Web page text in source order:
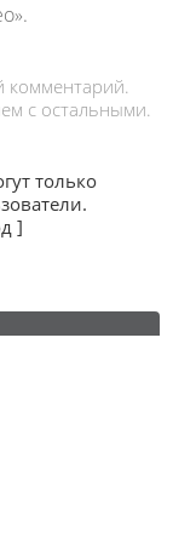
комментарий.
с остальными.
только
]